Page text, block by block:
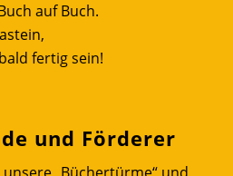
auf Buch.
fertig sein!
und Förderer